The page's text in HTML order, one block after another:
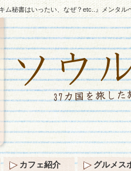
ム秘書はいったい、なぜ？etc..』メンタル
カフェ紹介 グルメス